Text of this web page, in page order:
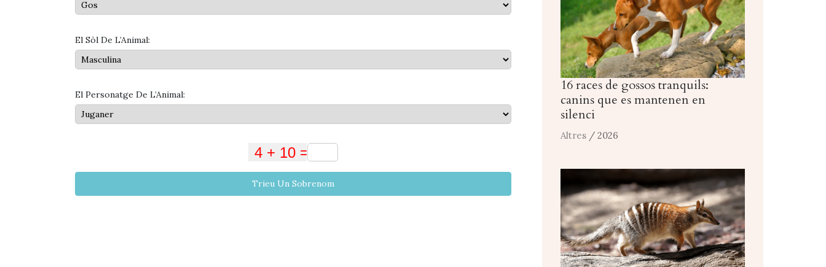
El Sòl De L’Animal:
El Personatge De L’Animal:
Trieu Un Sobrenom
16 races de gossos tranquils:
canins que es mantenen en
silenci
Altres / 2026